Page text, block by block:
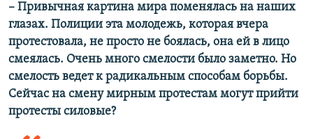
– Привычная картина мира поменялась на наших
глазах. Полиции эта молодежь, которая вчера
протестовала, не просто не боялась, она ей в лицо
смеялась. Очень много смелости было заметно. Но
смелость ведет к радикальным способам борьбы.
Сейчас на смену мирным протестам могут прийти
протесты силовые?